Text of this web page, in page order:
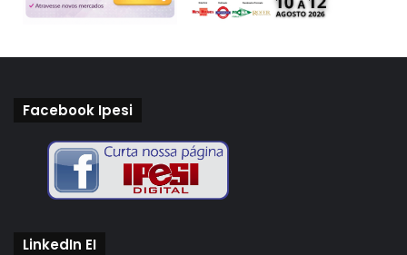
Facebook Ipesi
LinkedIn EI